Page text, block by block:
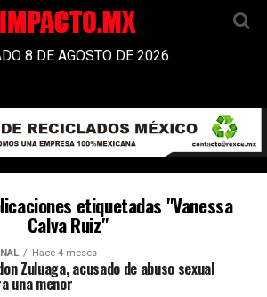
8 DE AGOSTO DE 2026
etiquetadas "Vanessa
Calva Ruiz"
Hace 4 meses
Zuluaga, acusado de abuso sexual
una menor